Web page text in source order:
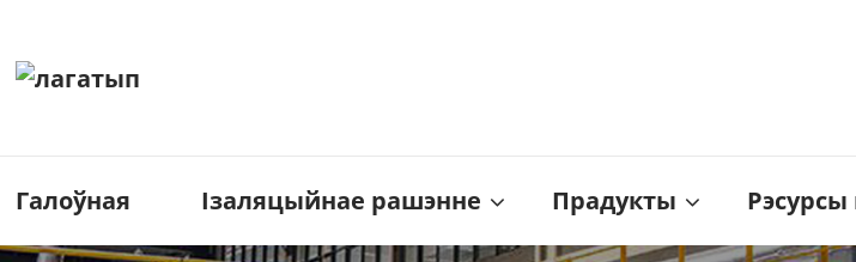
Галоўная Ізаляцыйнае рашэнне Прадукты Рэсурсы